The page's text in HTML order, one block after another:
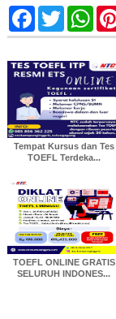
F
c
b
o
T
w
i
t
e
r
W
a
s
A
p
p
Tempat Kursus dan Tes
TOEFL Terdeka...
TOEFL ONLINE GRATIS
SELURUH INDONES...